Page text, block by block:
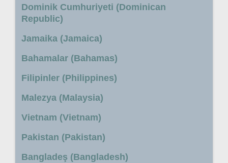
Dominik Cumhuriyeti (Dominican
Republic)
Jamaika (Jamaica)
Bahamalar (Bahamas)
Filipinler (Philippines)
Malezya (Malaysia)
Vietnam (Vietnam)
Pakistan (Pakistan)
Bangladeş (Bangladesh)